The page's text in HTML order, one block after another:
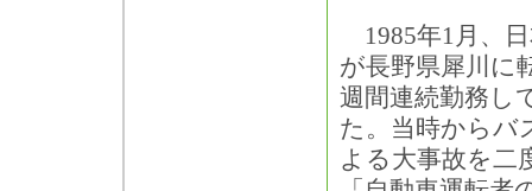
1985年1月、
が長野県犀川に
週間連続勤務し
た。当時からバ
よる大事故を二